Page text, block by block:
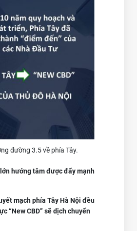
đường 3.5 về phía Tây.
hướng tâm được đẩy mạnh
mạch phía Tây Hà Nội đều
“New CBD” sẽ dịch chuyển